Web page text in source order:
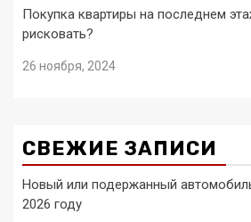
Покупка квартиры на последнем
рисковать?
26 ноября, 2024
СВЕЖИЕ ЗАПИСИ
Новый или подержанный
2026 году